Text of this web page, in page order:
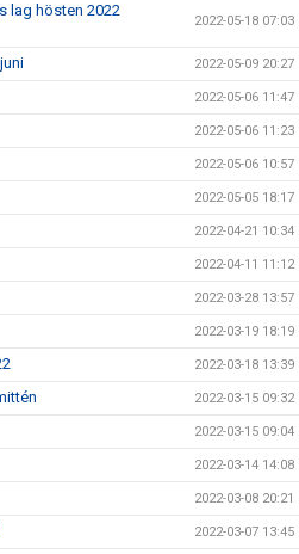
lag hösten 2022
2022-05-18 07:03
2022-05-09 20:27
2022-05-06 11:47
2022-05-06 11:23
2022-05-06 10:57
2022-05-05 18:17
2022-04-21 10:34
2022-04-11 11:12
2022-03-28 13:57
2022-03-19 18:19
2022-03-18 13:39
2022-03-15 09:32
2022-03-15 09:04
2022-03-14 14:08
2022-03-08 20:21
2022-03-07 13:45